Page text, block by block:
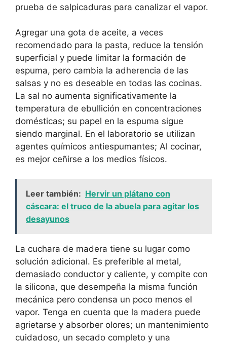
prueba de salpicaduras para canalizar el vapor.
Agregar una gota de aceite, a veces
recomendado para la pasta, reduce la tensión
superficial y puede limitar la formación de
espuma, pero cambia la adherencia de las
salsas y no es deseable en todas las cocinas.
La sal no aumenta significativamente la
temperatura de ebullición en concentraciones
domésticas; su papel en la espuma sigue
siendo marginal. En el laboratorio se utilizan
agentes químicos antiespumantes; Al cocinar,
es mejor ceñirse a los medios físicos.
Leer también: Hervir un plátano con
cáscara: el truco de la abuela para agitar los
desayunos
La cuchara de madera tiene su lugar como
solución adicional. Es preferible al metal,
demasiado conductor y caliente, y compite con
la silicona, que desempeña la misma función
mecánica pero condensa un poco menos el
vapor. Tenga en cuenta que la madera puede
agrietarse y absorber olores; un mantenimiento
cuidadoso, un secado completo y una